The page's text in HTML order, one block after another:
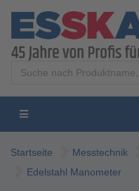
Startseite Messtechnik
Edelstahl Manometer